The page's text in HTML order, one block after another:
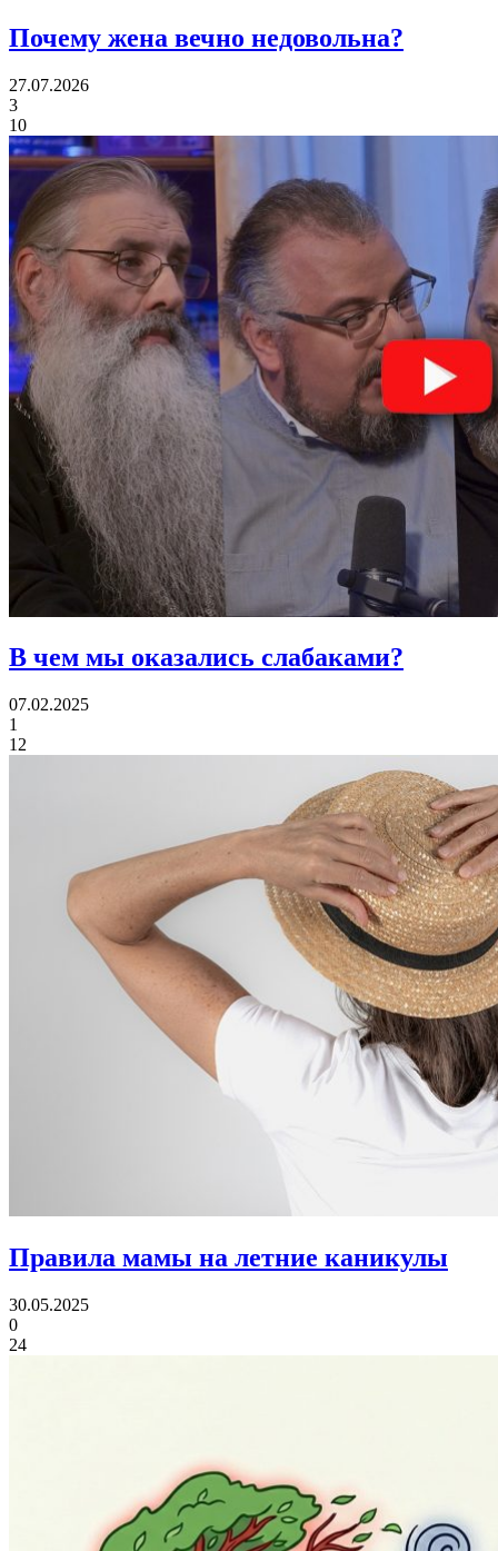
Почему жена вечно недовольна?
27.07.2026
3
10
В чем мы оказались слабаками?
07.02.2025
1
12
Правила мамы на летние каникулы
30.05.2025
0
24